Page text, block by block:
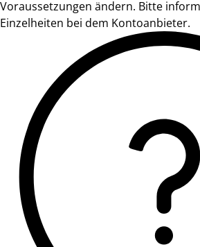
Voraussetzungen ändern. Bitte
Einzelheiten bei dem Kontoanbieter.